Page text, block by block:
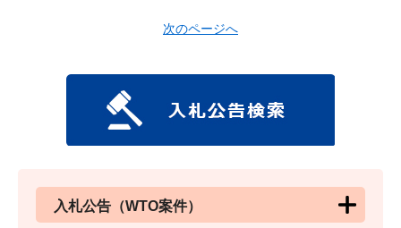
次のページへ
入札公告（WTO案件）